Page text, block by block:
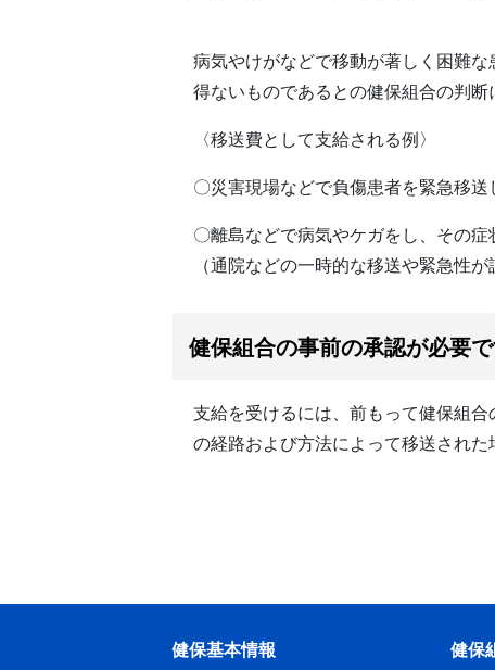
病気やけがなどで移動が著しく困難
得ないものであるとの健保組合の判
〈移送費として支給される例〉
〇災害現場などで負傷患者を緊急移送
〇離島などで病気やケガをし、その
（通院などの一時的な移送や緊急性
健保組合の事前の承認が必要
支給を受けるには、前もって健保組
の経路および方法によって移送された
健保基本情報 健保